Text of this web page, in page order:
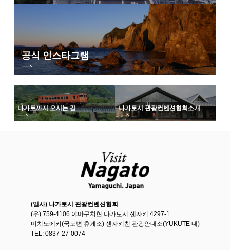
「나가트립」의 프로그램의 모습은 이쪽
웹 사이트 「나가트립」은 이쪽
자연과 사람의 영업이 만들어내는 나가토 특유의 경치를 꼭 즐겨 주세요.
아오미지마 관광 기선의 소개는 이쪽
그 외 나가토의 자연·경승지는 이쪽
공식 인스타그램
나가토까지 오시는 길 나가토시 관광컨벤션협회소개
(일사) 나가토시 관광컨벤션협회
(우) 759-4106 야마구치현 나가토시 센자키 4297-1
미치노에키(국도변 휴게소) 센자키친 관광안내소(YUKUTE 내)
TEL: 0837-27-0074